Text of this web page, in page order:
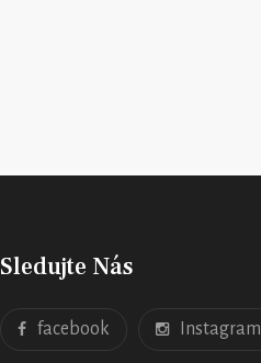
Sledujte Nás
facebook Instagram